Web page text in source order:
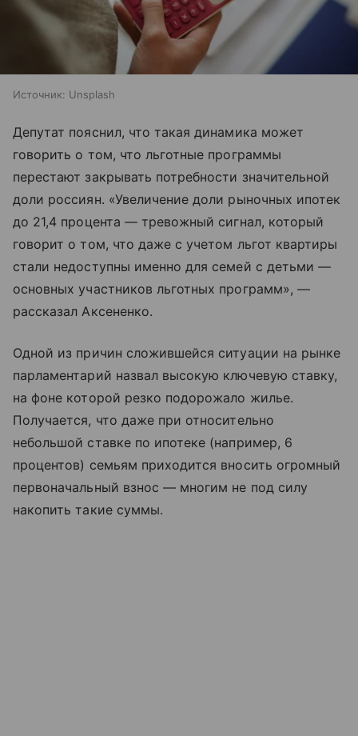
Источник: Unsplash
Депутат пояснил, что такая динамика может
говорить о том, что льготные программы
перестают закрывать потребности значительной
доли россиян. «Увеличение доли рыночных ипотек
до 21,4 процента — тревожный сигнал, который
говорит о том, что даже с учетом льгот квартиры
стали недоступны именно для семей с детьми —
основных участников льготных программ», —
рассказал Аксененко.
Одной из причин сложившейся ситуации на рынке
парламентарий назвал высокую ключевую ставку,
на фоне которой резко подорожало жилье.
Получается, что даже при относительно
небольшой ставке по ипотеке (например, 6
процентов) семьям приходится вносить огромный
первоначальный взнос — многим не под силу
накопить такие суммы.